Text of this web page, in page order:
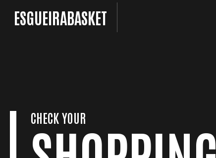
ESGUEIRABASKET
CHECK YOUR